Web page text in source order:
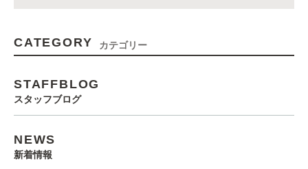
CATEGORY カテゴリー
STAFFBLOG
スタッフブログ
NEWS
新着情報